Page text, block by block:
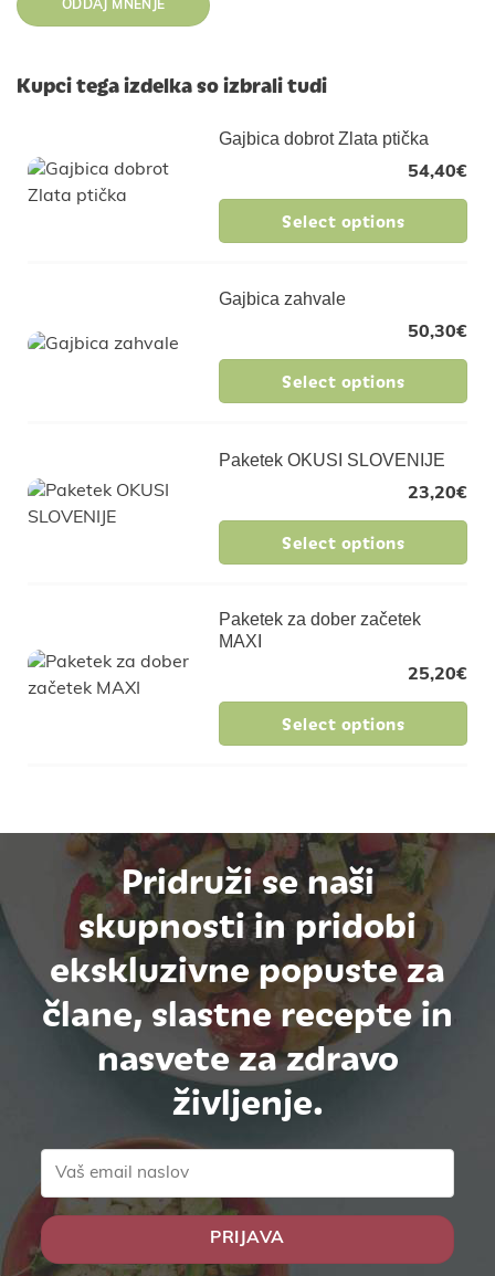
Kupci tega izdelka so izbrali tudi
Gajbica dobrot Zlata ptička
54,40€
Select options
Gajbica zahvale
50,30€
Select options
Paketek OKUSI SLOVENIJE
23,20€
Select options
Paketek za dober začetek
MAXI
25,20€
Select options
Pridruži se naši
skupnosti in pridobi
ekskluzivne popuste za
člane, slastne recepte in
nasvete za zdravo
življenje.